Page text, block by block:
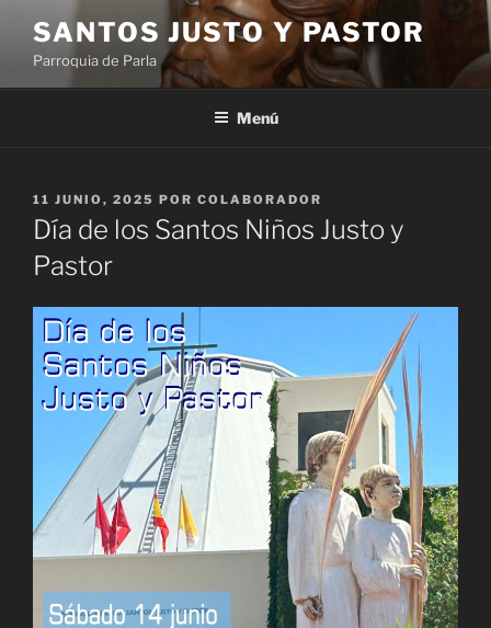
contenido
SANTOS JUSTO Y PASTOR
Parroquia de Parla
Menú
PUBLICADO
EL
11 JUNIO, 2025 POR COLABORADOR
Día de los Santos Niños Justo y
Pastor